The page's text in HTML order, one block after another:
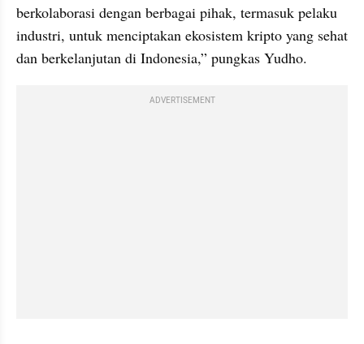
berkolaborasi dengan berbagai pihak, termasuk pelaku
industri, untuk menciptakan ekosistem kripto yang sehat
dan berkelanjutan di Indonesia,” pungkas Yudho.
ADVERTISEMENT